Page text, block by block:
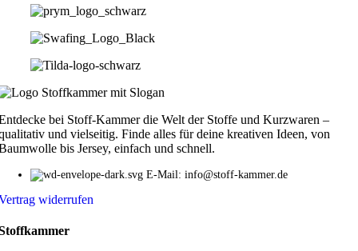
bei Stoff-Kammer die Welt der Stoffe und Kurzwaren –
und vielseitig. Finde alles für deine kreativen Ideen, von
bis Jersey, einfach und schnell.
E-Mail: info@stoff-kammer.de
widerrufen